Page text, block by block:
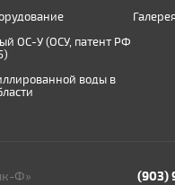
ОС-У (ОСУ, патент РФ
воды в
Ф» (903)